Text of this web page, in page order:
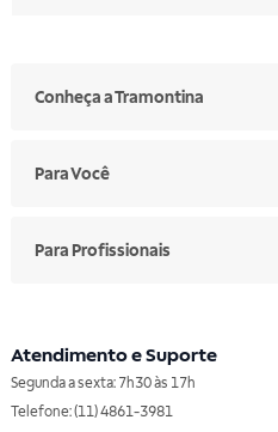
Conheça a Tramontina
Para Você
Para Profissionais
Atendimento e Suporte
Segunda a sexta: 7h30 às 17h
Telefone: (11) 4861-3981